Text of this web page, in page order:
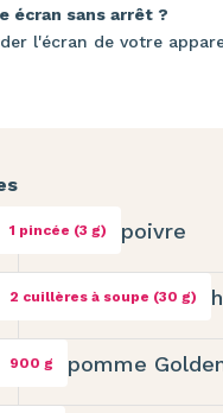
écran sans arrêt ?
l'écran de votre
1 pincée (3 g) poivre
2 cuillères à soupe (30 g)
900 g pomme